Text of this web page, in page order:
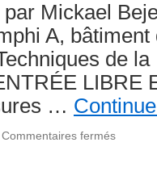
Mickael
A,
de
LIBRE
…
Commentaires ferméssur